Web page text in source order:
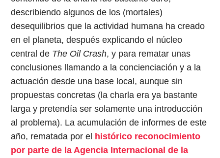
describiendo algunos de los (mortales)
desequilibrios que la actividad humana ha creado
en el planeta, después explicando el núcleo
central de The Oil Crash, y para rematar unas
conclusiones llamando a la concienciación y a la
actuación desde una base local, aunque sin
propuestas concretas (la charla era ya bastante
larga y pretendía ser solamente una introducción
al problema). La acumulación de informes de este
año, rematada por el histórico reconocimiento
por parte de la Agencia Internacional de la